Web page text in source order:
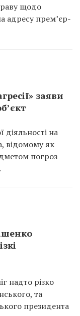
щодо
адресу прем’єр-
заяви
на
відомому як
погроз
надто різко
та
президента